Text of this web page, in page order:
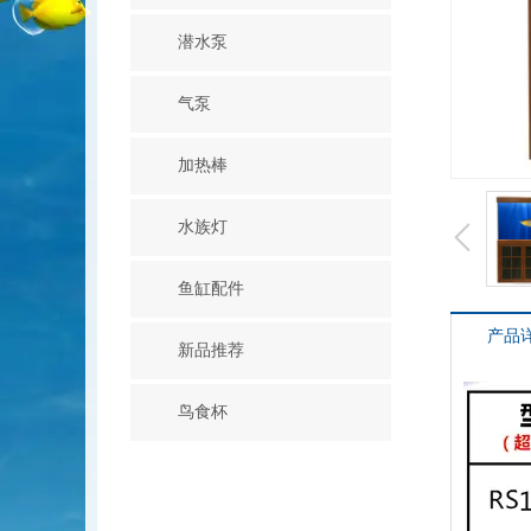
潜水泵
气泵
加热棒
水族灯
鱼缸配件
新品推荐
鸟食杯
产品